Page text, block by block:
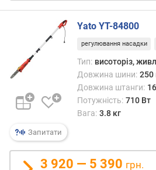
в
б
м
д
и
г
н
Запитати
Yato YT-84800
регулювання насадки
Тип: висоторіз,
Довжина шини:
Довжина штанги:
Потужність: 710 Вт
Вага: 3.8 кг
3 920 — 5 390 грн.